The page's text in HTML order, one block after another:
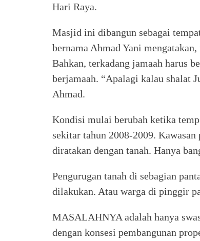
Hari Raya.
Masjid ini dibangun sebagai
bernama Ahmad Yani
Bahkan, terkadang jamaah harus
berjamaah. “Apalagi kalau shalat
Ahmad.
Kondisi mulai berubah ketika
sekitar tahun 2008-2009. Kawasan
diratakan dengan tanah. Hanya
Pengurugan tanah di sebagian
dilakukan. Atau warga di pinggir
MASALAHNYA adalah hanya
dengan konsesi pembangunan